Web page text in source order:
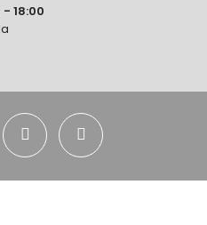
18:00